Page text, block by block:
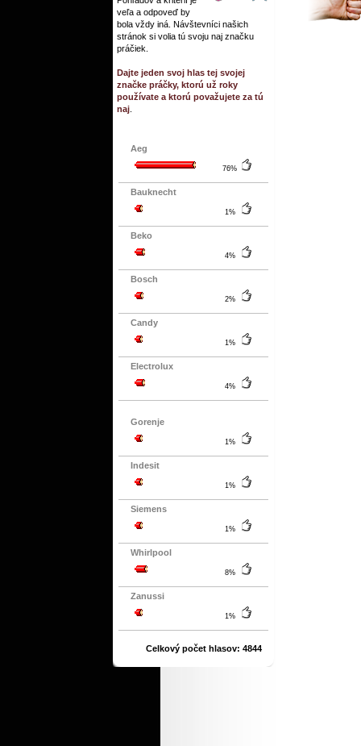
veľa a odpoveď by
bola vždy iná. Návštevníci našich
stránok si volia tú svoju naj značku
práčiek.
Dajte jeden svoj hlas tej svojej
značke práčky, ktorú už roky
používate a ktorú považujete za tú
naj
Aeg
76%
Bauknecht
1%
Beko
4%
Bosch
2%
Candy
1%
Electrolux
4%
Gorenje
1%
Indesit
1%
Siemens
1%
Whirlpool
8%
Zanussi
1%
Celkový počet hlasov: 4844